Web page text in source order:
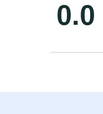
0.0